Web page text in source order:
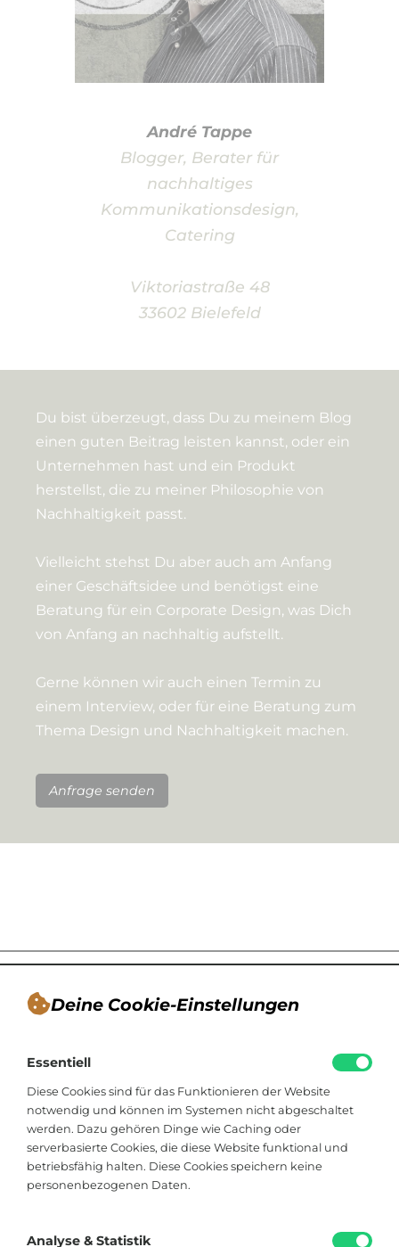
Deine Cookie-Einstellungen
Essentiell
Diese Cookies sind für das Funktionieren der Website
notwendig und können im Systemen nicht abgeschaltet
werden. Dazu gehören Dinge wie Caching oder
serverbasierte Cookies, die diese Website funktional und
betriebsfähig halten. Diese Cookies speichern keine
personenbezogenen Daten.
Analyse & Statistik
André Tappe
Blogger, Berater für
nachhaltiges
Kommunikationsdesign,
Catering
Viktoriastraße 48
33602 Bielefeld
Du bist überzeugt, dass Du zu meinem Blog
einen guten Beitrag leisten kannst, oder ein
Unternehmen hast und ein Produkt
herstellst, die zu meiner Philosophie von
Nachhaltigkeit passt.
Vielleicht stehst Du aber auch am Anfang
einer Geschäftsidee und benötigst eine
Beratung für ein Corporate Design, was Dich
von Anfang an nachhaltig aufstellt.
Gerne können wir auch einen Termin zu
einem Interview, oder für eine Beratung zum
Thema Design und Nachhaltigkeit machen.
Anfrage senden
Blogger, Berater für nachhaltiges
Kommunikationsdesign, Catering
Viktoriastraße 48
33602 Bielefeld
hallo@soistfein.de